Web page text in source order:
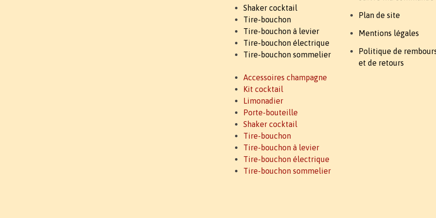
Shaker cocktail
Tire-bouchon
Tire-bouchon à levier
Tire-bouchon électrique
Tire-bouchon sommelier
Accessoires champagne
Kit cocktail
Limonadier
Porte-bouteille
Shaker cocktail
Tire-bouchon
Tire-bouchon à levier
Tire-bouchon électrique
Tire-bouchon sommelier
Plan de site
Mentions légales
Politique de
et de retours